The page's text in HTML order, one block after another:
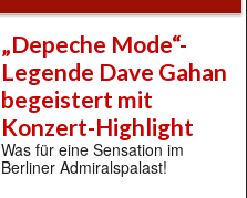
„Depeche Mode“-
Legende Dave Gahan
begeistert mit
Konzert-Highlight
Was für eine Sensation im
Berliner Admiralspalast!